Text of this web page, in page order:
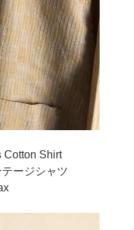
Cotton Shirt
ージシャツ